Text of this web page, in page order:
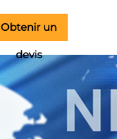
Obtenir un
devis